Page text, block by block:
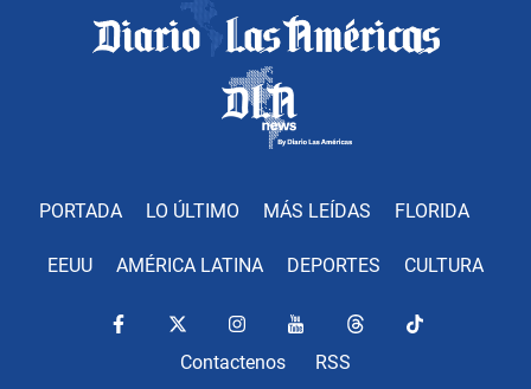
PORTADA LO ÚLTIMO MÁS LEÍDAS FLORIDA
EEUU AMÉRICA LATINA DEPORTES CULTURA
Contactenos RSS